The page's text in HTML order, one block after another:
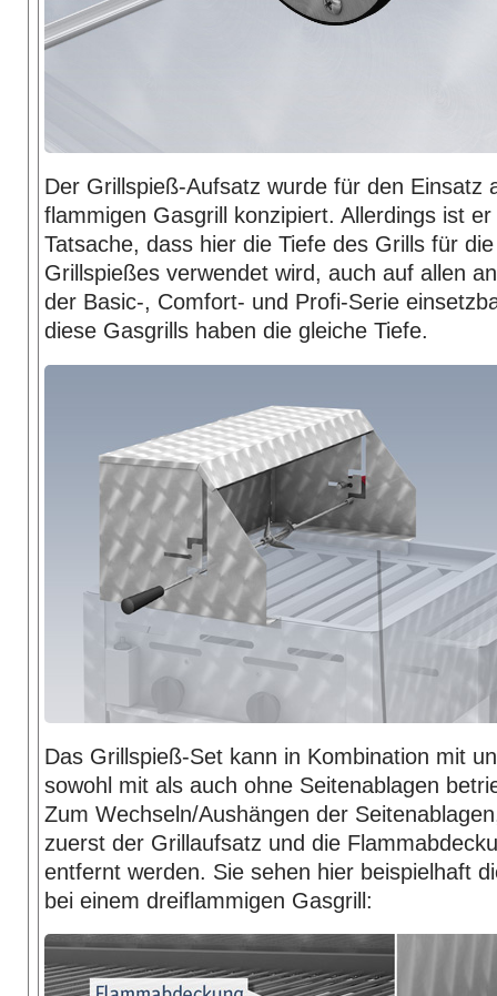
Der Grillspieß-Aufsatz wurde für den Einsatz
flammigen Gasgrill konzipiert. Allerdings ist
Tatsache, dass hier die Tiefe des Grills für
Grillspießes verwendet wird, auch auf allen
der Basic-, Comfort- und Profi-Serie
diese Gasgrills haben die gleiche Tiefe.
Das Grillspieß-Set kann in Kombination mit
sowohl mit als auch ohne Seitenablagen
Zum Wechseln/Aushängen der
zuerst der Grillaufsatz und die
entfernt werden. Sie sehen hier beispielhaft
bei einem dreiflammigen Gasgrill: